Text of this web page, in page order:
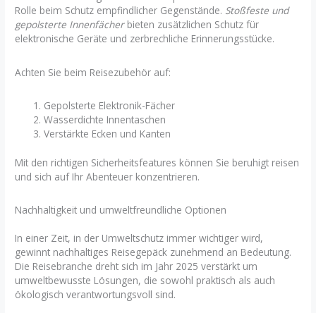
Rolle beim Schutz empfindlicher Gegenstände. Stoßfeste und
gepolsterte Innenfächerbieten zusätzlichen Schutz für
elektronische Geräte und zerbrechliche Erinnerungsstücke.
Achten Sie beim Reisezubehör auf:
Gepolsterte Elektronik-Fächer
Wasserdichte Innentaschen
Verstärkte Ecken und Kanten
Mit den richtigen Sicherheitsfeatures können Sie beruhigt reisen
und sich auf Ihr Abenteuer konzentrieren.
Nachhaltigkeit und umweltfreundliche Optionen
In einer Zeit, in der Umweltschutz immer wichtiger wird,
gewinnt nachhaltiges Reisegepäck zunehmend an Bedeutung.
Die Reisebranche dreht sich im Jahr 2025 verstärkt um
umweltbewusste Lösungen, die sowohl praktisch als auch
ökologisch verantwortungsvoll sind.